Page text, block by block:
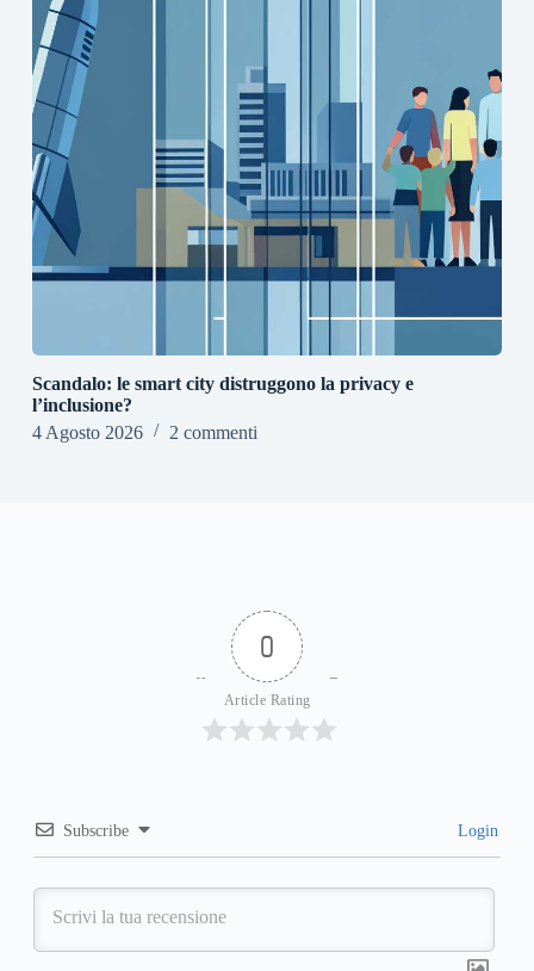
Scandalo: le smart city distruggono la privacy e
l’inclusione?
4 Agosto 2026
2 commenti
0
Article Rating
Subscribe Login